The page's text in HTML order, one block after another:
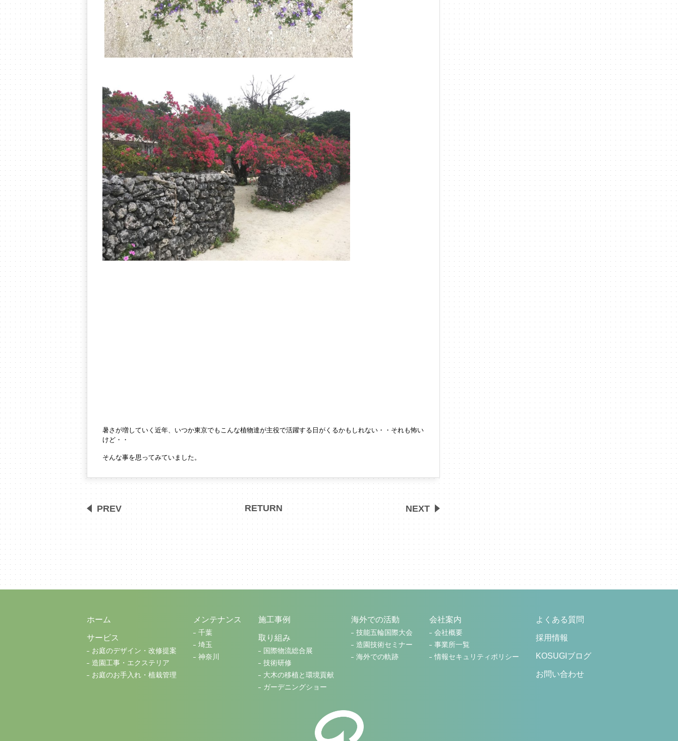
暑さが増していく近年、 いつか東京でもこんな植物達が主役で活躍する日が くるかもしれない・・それも怖い
けど・・
そんな事を思ってみていました。
PREV RETURN NEXT
ホーム
サービス
お庭のデザイン・改修提案
造園工事・エクステリア
お庭のお手入れ・植栽管理
メンテナンス
千葉
埼玉
神奈川
施工事例
取り組み
国際物流総合展
技術研修
大木の移植と環境貢献
ガーデニングショー
海外での活動
技能五輪国際大会
造園技術セミナー
海外での軌跡
会社案内
会社概要
事業所一覧
情報セキュリティポリシー
よくある質問
採用情報
KOSUGIブログ
お問い合わせ